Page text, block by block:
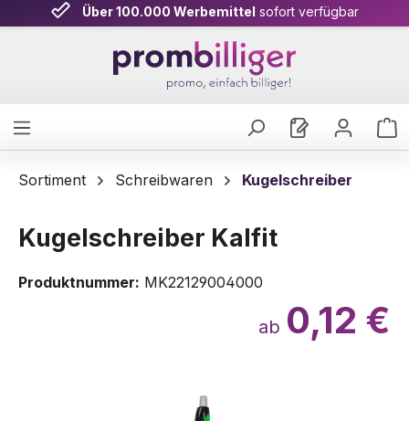
Zum Hauptinhalt springen
Über 100.000 Werbemittel sofort verfügbar
Sortiment Schreibwaren Kugelschreiber
Kugelschreiber Kalfit
Produktnummer: MK22129004000
ab 0,12 €